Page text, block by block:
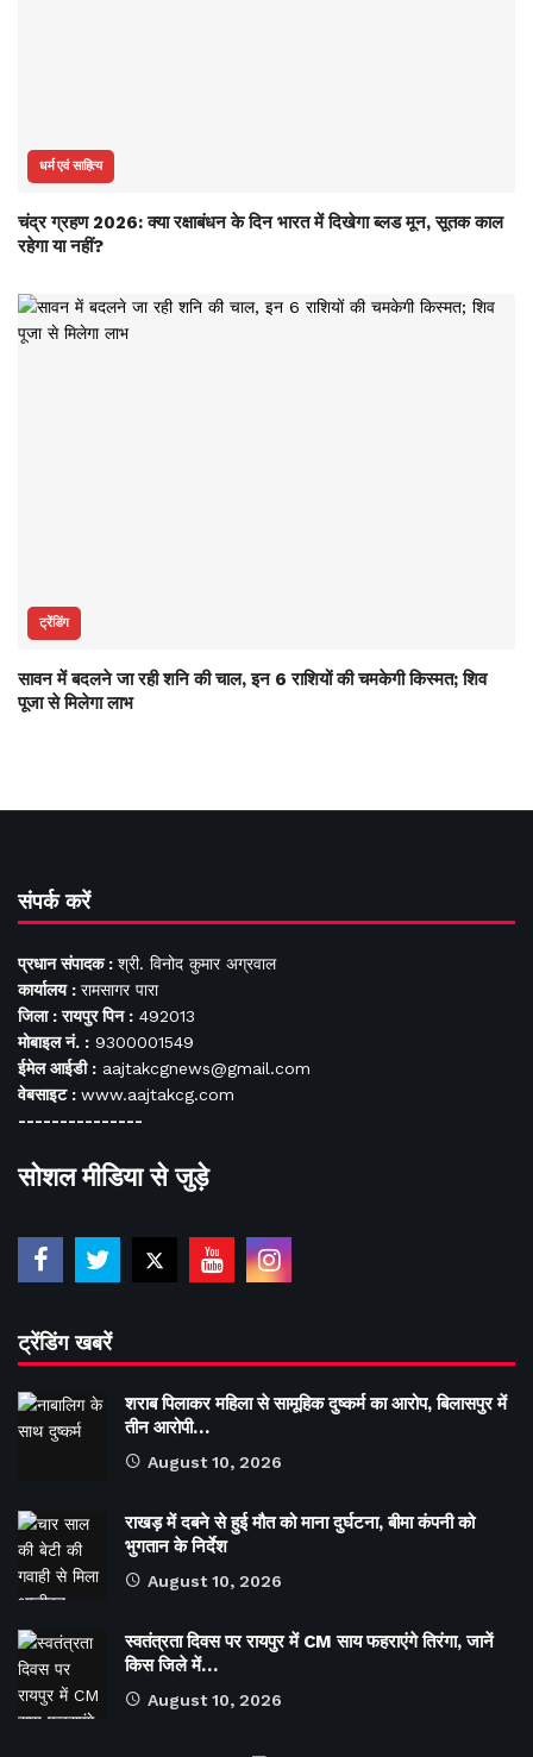
धर्म एवं साहित्य
चंद्र ग्रहण 2026: क्या रक्षाबंधन के दिन भारत में दिखेगा ब्लड मून, सूतक काल
रहेगा या नहीं?
ट्रेंडिंग
सावन में बदलने जा रही शनि की चाल, इन 6 राशियों की चमकेगी किस्मत; शिव
पूजा से मिलेगा लाभ
संपर्क करें
प्रधान संपादक : श्री. विनोद कुमार अग्रवाल
कार्यालय : रामसागर पारा
जिला : रायपुर पिन : 492013
मोबाइल नं. : 9300001549
ईमेल आईडी : aajtakcgnews@gmail.com
वेबसाइट : www.aajtakcg.com
---------------
सोशल मीडिया से जुड़े
ट्रेंडिंग खबरें
शराब पिलाकर महिला से सामूहिक दुष्कर्म का आरोप, बिलासपुर में
तीन आरोपी…
August 10, 2026
राखड़ में दबने से हुई मौत को माना दुर्घटना, बीमा कंपनी को
भुगतान के निर्देश
August 10, 2026
स्वतंत्रता दिवस पर रायपुर में CM साय फहराएंगे तिरंगा, जानें
किस जिले में…
August 10, 2026